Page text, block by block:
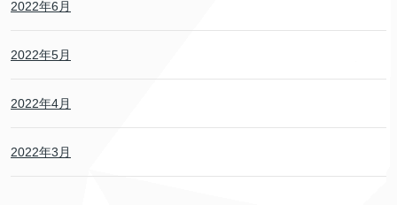
2022年6月
2022年5月
2022年4月
2022年3月